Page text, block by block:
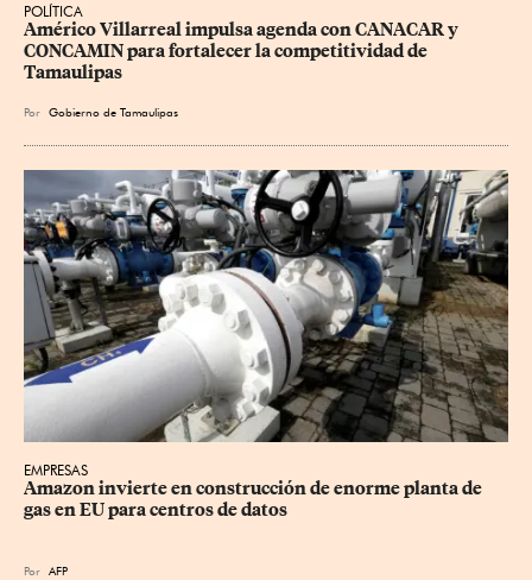
POLÍTICA
Américo Villarreal impulsa agenda con CANACAR y
CONCAMIN para fortalecer la competitividad de
Tamaulipas
Por Gobierno de Tamaulipas
EMPRESAS
Amazon invierte en construcción de enorme planta de
gas en EU para centros de datos
Por AFP